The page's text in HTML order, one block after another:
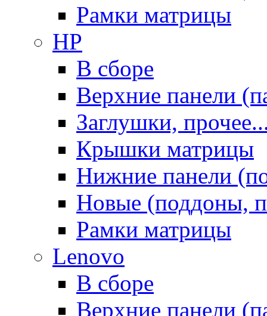
Рамки матрицы
HP
В сборе
Верхние панели
Заглушки,
Крышки матрицы
Нижние панели
Новые (поддоны,
Рамки матрицы
Lenovo
В сборе
Верхние панели